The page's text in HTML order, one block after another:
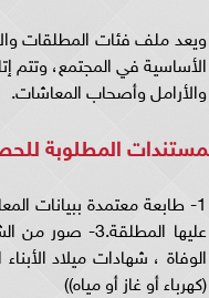
ويعد ملف فئات المطلقات
الأساسية في المجتمع، وتتم
والأرامل وأصحاب المعاشات.
المطلوبة
عليها
الوفاة ، شهادات ميلاد
(كهرباء أو غاز أو مياه))